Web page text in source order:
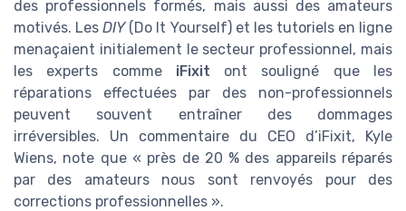
des professionnels formés, mais aussi des amateurs
motivés. LesDIY(Do It Yourself) et les tutoriels en ligne
menaçaient initialement le secteur professionnel, mais
les experts comme iFixit ont souligné que les
réparations effectuées par des non-professionnels
peuvent souvent entraîner des dommages
irréversibles. Un commentaire du CEO d’iFixit, Kyle
Wiens, note que « près de 20 % des appareils réparés
par des amateurs nous sont renvoyés pour des
corrections professionnelles ».